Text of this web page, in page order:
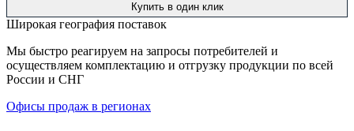
Купить в один клик
Широкая география поставок
Мы быстро реагируем на запросы потребителей и
осуществляем комплектацию и отгрузку продукции по всей
России и СНГ
Офисы продаж в регионах